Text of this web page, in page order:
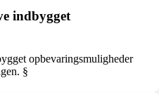
indbygget
opbevaringsmuligheder
§